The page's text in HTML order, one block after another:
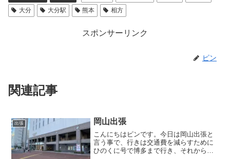
大分
大分駅 熊本 相方
スポンサーリンク
ピン
関連記事
出張 岡山出張
こんにちはピンです。今日は岡山出張と
言う事で、行きは交通費を減らすために
ひのくに号で博多まで行き、それから山